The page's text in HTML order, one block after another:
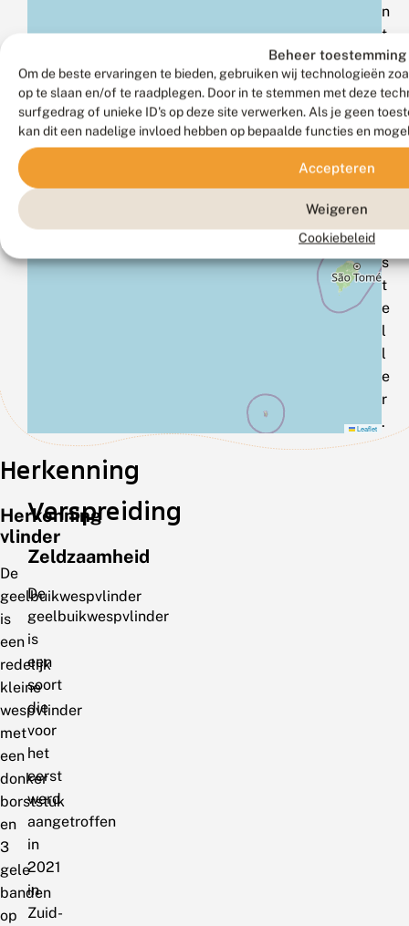
Beheer toestemming
Om de beste ervaringen te bieden, gebruiken wij technologieën
op te slaan en/of te raadplegen. Door in te stemmen met deze
surfgedrag of unieke ID's op deze site verwerken. Als je geen
kan dit een nadelige invloed hebben op bepaalde functies en
Accepteren
Weigeren
Cookiebeleid
Leaflet
n
t
e
m
e
l
d
n
s
t
e
l
l
e
r
.
Herkenning
Herkenning
vlinder
De
geelbuikwespvlinder
is
een
redelijk
kleine
wespvlinder
met
een
donker
borststuk
en
3
gele
banden
op
Verspreiding
Zeldzaamheid
De
geelbuikwespvlinder
is
een
soort
die
voor
het
eerst
werd
aangetroffen
in
2021
in
Zuid-